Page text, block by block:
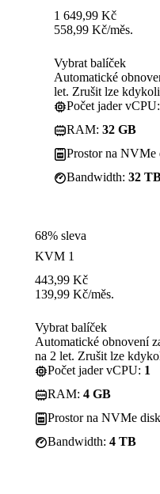
1 649,99 Kč
558,99 Kč/měs.
Vybrat balíček
Automatické
let. Zrušit lze
Počet jader vCPU:
RAM: 32 GB
Prostor na NVMe
Bandwidth: 32
68% sleva
KVM 1
443,99 Kč
139,99 Kč/měs.
Vybrat balíček
Automatické obnovení
na 2 let. Zrušit lze
Počet jader vCPU: 1
RAM: 4 GB
Prostor na NVMe
Bandwidth: 4 TB